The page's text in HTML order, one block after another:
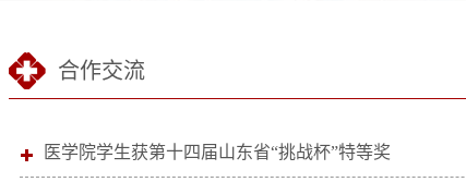
合作交流
医学院学生获第十四届山东省“挑战杯”特等奖